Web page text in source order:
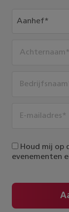
Houd mij op
evenementen